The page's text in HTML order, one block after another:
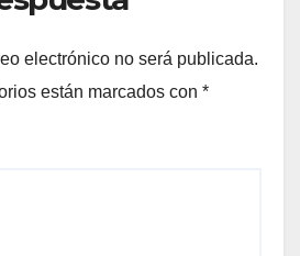
electrónico no será publicada.
están marcados con *